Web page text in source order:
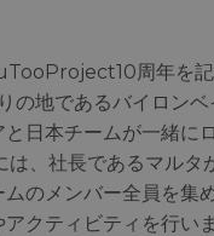
周年を記
地であるバイロンベ
日本チームが一緒に
、社長であるマルタ
のメンバー全員を集
クティビティを行い